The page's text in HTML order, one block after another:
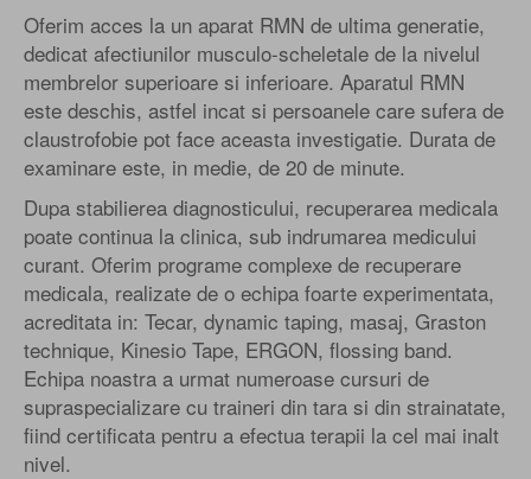
Oferim acces la un aparat RMN de ultima generatie,
dedicat afectiunilor musculo-scheletale de la nivelul
membrelor superioare si inferioare. Aparatul RMN
este deschis, astfel incat si persoanele care sufera de
claustrofobie pot face aceasta investigatie. Durata de
examinare este, in medie, de 20 de minute.
Dupa stabilierea diagnosticului, recuperarea medicala
poate continua la clinica, sub indrumarea medicului
curant. Oferim programe complexe de recuperare
medicala, realizate de o echipa foarte experimentata,
acreditata in: Tecar, dynamic taping, masaj, Graston
technique, Kinesio Tape, ERGON, flossing band.
Echipa noastra a urmat numeroase cursuri de
supraspecializare cu traineri din tara si din strainatate,
fiind certificata pentru a efectua terapii la cel mai inalt
nivel.